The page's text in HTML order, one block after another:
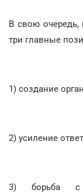
В свою очередь,
три главные
1) создание
2) усиление
3) борьба с